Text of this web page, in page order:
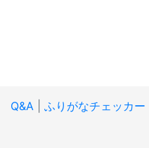
Q&A ふりがなチェッカー